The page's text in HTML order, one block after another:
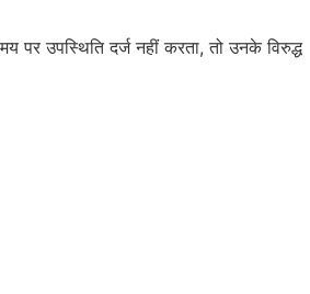
पर उपस्थिति दर्ज नहीं करता, तो उनके विरुद्ध